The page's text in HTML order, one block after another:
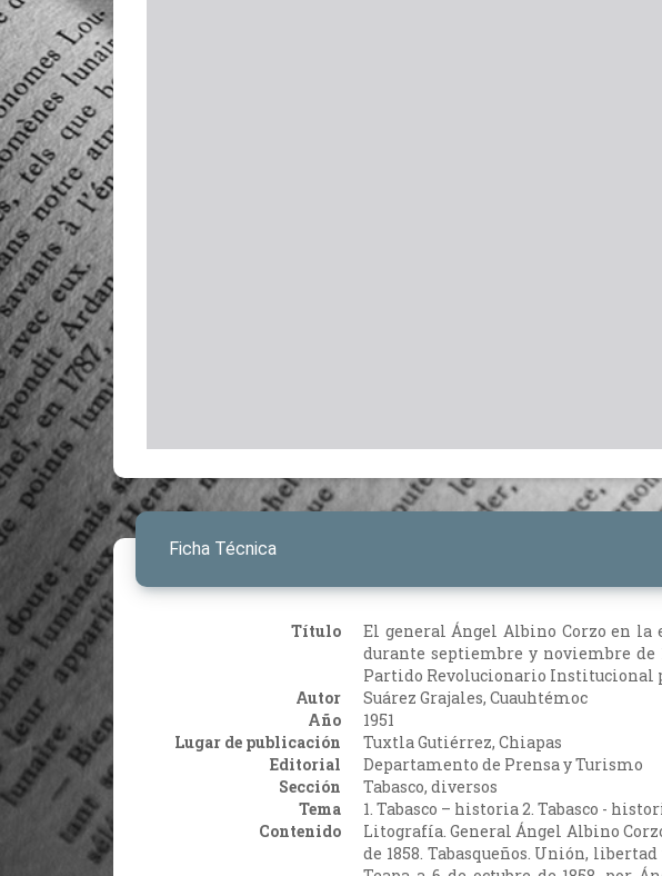
Ficha Técnica
Título
El general Ángel Albino Corzo en la
durante septiembre y noviembre de
Partido Revolucionario Institucional
Autor
Suárez Grajales, Cuauhtémoc
Año
1951
Lugar de publicación
Tuxtla Gutiérrez, Chiapas
Editorial
Departamento de Prensa y Turismo
Sección
Tabasco, diversos
Tema
1. Tabasco – historia 2. Tabasco -
Contenido
Litografía. General Ángel Albino
de 1858. Tabasqueños. Unión,